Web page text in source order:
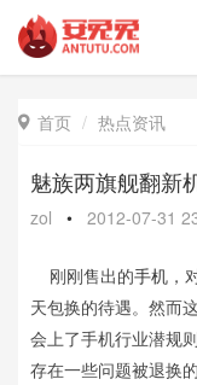
 首页 热点资讯
魅族两旗舰翻新
zol • 2012-07-31
刚刚售出的手机 ，
天包换的待遇。然而
会上了手机行业潜规
存在一些问题被退换